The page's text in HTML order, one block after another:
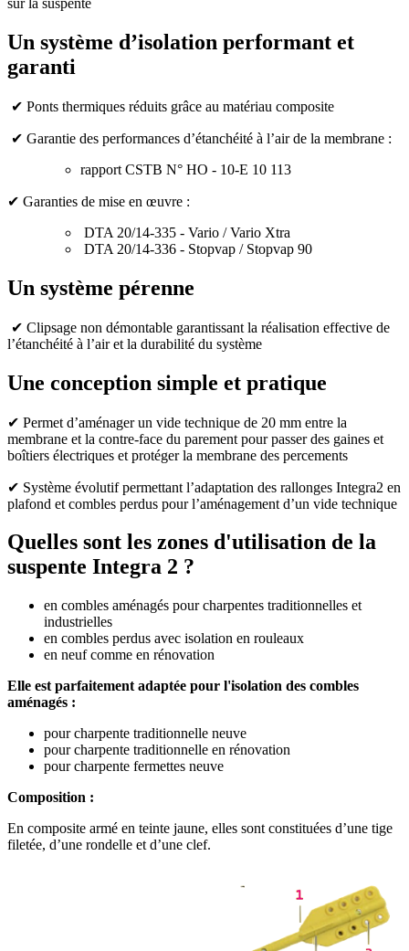
sur la suspente
Un système d’isolation performant et
garanti
✔ Ponts thermiques réduits grâce au matériau composite
✔ Garantie des performances d’étanchéité à l’air de la membrane :
rapport CSTB N° HO - 10-E 10 113
✔ Garanties de mise en œuvre :
DTA 20/14-335 - Vario / Vario Xtra
DTA 20/14-336 - Stopvap / Stopvap 90
Un système pérenne
✔ Clipsage non démontable garantissant la réalisation effective de
l’étanchéité à l’air et la durabilité du système
Une conception simple et pratique
✔ Permet d’aménager un vide technique de 20 mm entre la
membrane et la contre-face du parement pour passer des gaines et
boîtiers électriques et protéger la membrane des percements
✔ Système évolutif permettant l’adaptation des rallonges Integra2 en
plafond et combles perdus pour l’aménagement d’un vide technique
Quelles sont les zones d'utilisation de la
suspente Integra 2 ?
en combles aménagés pour charpentes traditionnelles et
industrielles
en combles perdus avec isolation en rouleaux
en neuf comme en rénovation
Elle est parfaitement adaptée pour l'isolation des combles
aménagés :
pour charpente traditionnelle neuve
pour charpente traditionnelle en rénovation
pour charpente fermettes neuve
Composition :
En composite armé en teinte jaune, elles sont constituées d’une tige
filetée, d’une rondelle et d’une clef.